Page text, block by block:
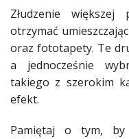
Dodaj
Dodaj
Dodaj
galerię
Dodaj
Złudzenie większej
otrzymać
oraz fototapety. Te
a jednocześnie
takiego z szerokim
efekt.
Pamiętaj o tym, by